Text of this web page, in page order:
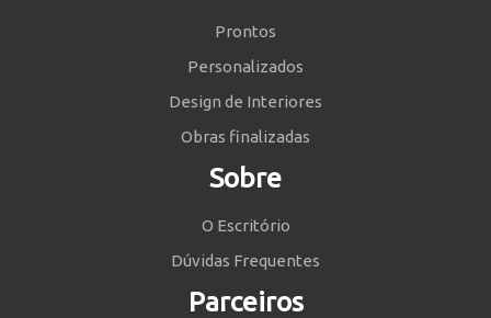
Prontos
Personalizados
Design de Interiores
Obras finalizadas
Sobre
O Escritório
Dúvidas Frequentes
Parceiros